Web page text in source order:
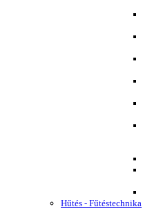
Hűtés - Fűtéstechnika